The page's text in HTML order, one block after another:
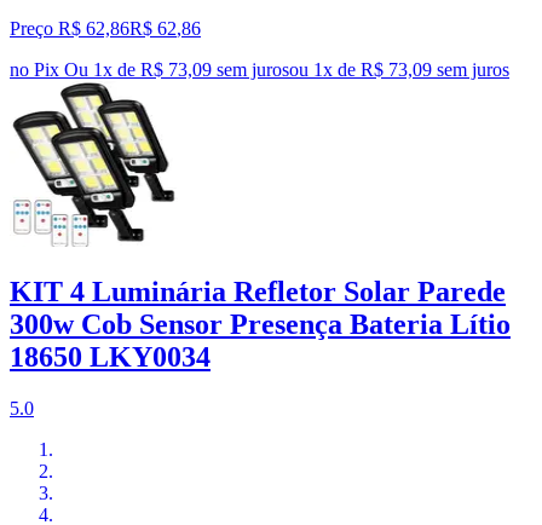
Preço R$ 62,86R$ 62,86
no Pix Ou 1x de R$ 73,09 sem jurosou 1x de R$ 73,09 sem juros
KIT 4 Luminária Refletor Solar Parede
300w Cob Sensor Presença Bateria Lítio
18650 LKY0034
5.0